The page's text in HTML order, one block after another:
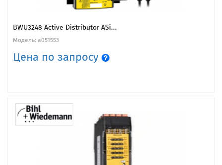
BWU3248 Active Distributor ASi...
Модель: a051553
Цена по запросу